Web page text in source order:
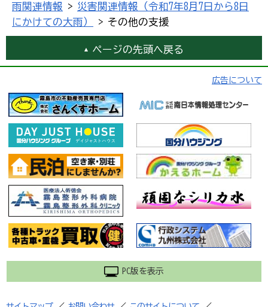
雨関連情報 > 災害関連情報（令和7年8月7日から8日
にかけての大雨）
> その他の支援
ページの先頭へ戻る
広告について
PC版を表示